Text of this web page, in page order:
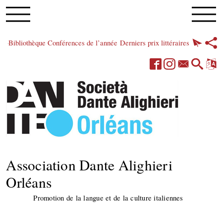
Bibliothèque Conférences de l’année Derniers prix littéraires
Association Dante Alighieri
Orléans
Promotion de la langue et de la culture italiennes